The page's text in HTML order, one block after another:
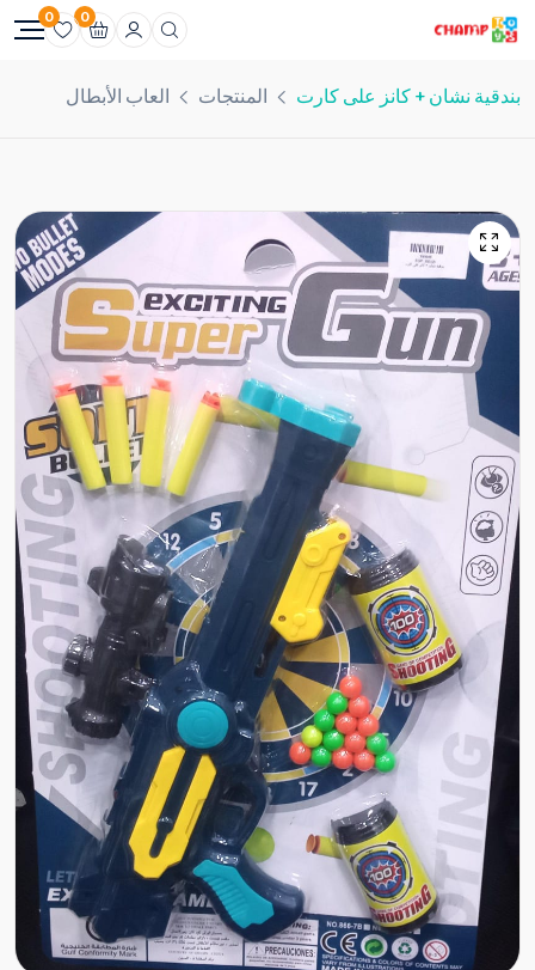
0
0
بندقية نشان + كانز على كارت المنتجات العاب الأبطال